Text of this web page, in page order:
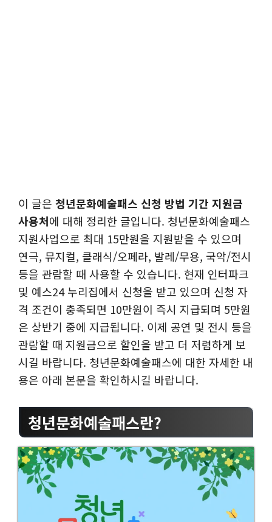
이 글은 청년문화예술패스 신청 방법 기간 지원금
사용처에 대해 정리한 글입니다. 청년문화예술패스
지원사업으로 최대 15만원을 지원받을 수 있으며
연극, 뮤지컬, 클래식/오페라, 발레/무용, 국악/전시
등을 관람할 때 사용할 수 있습니다. 현재 인터파크
및 예스24 누리집에서 신청을 받고 있으며 신청 자
격 조건이 충족되면 10만원이 즉시 지급되며 5만원
은 상반기 중에 지급됩니다. 이제 공연 및 전시 등을
관람할 때 지원금으로 할인을 받고 더 저렴하게 보
시길 바랍니다. 청년문화예술패스에 대한 자세한 내
용은 아래 본문을 확인하시길 바랍니다.
청년문화예술패스란?